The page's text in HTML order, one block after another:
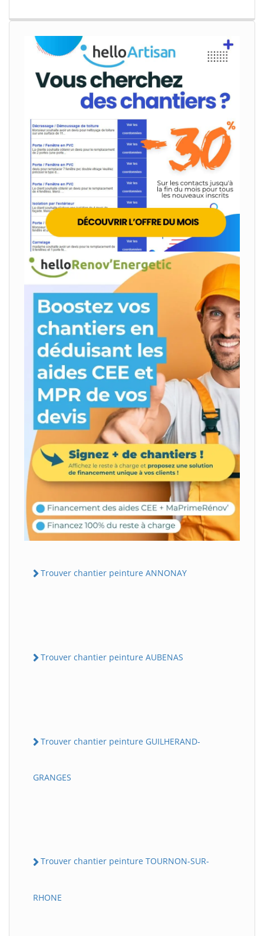
Trouver chantier peinture ANNONAY
Trouver chantier peinture AUBENAS
Trouver chantier peinture GUILHERAND-
GRANGES
Trouver chantier peinture TOURNON-SUR-
RHONE